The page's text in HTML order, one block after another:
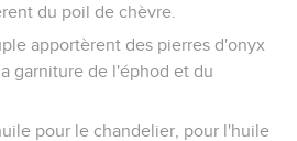
du poil de chèvre.
apportèrent des pierres d'onyx
garniture de l'éphod et du
pour le chandelier, pour l'huile